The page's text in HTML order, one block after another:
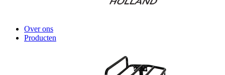
Over ons
Producten